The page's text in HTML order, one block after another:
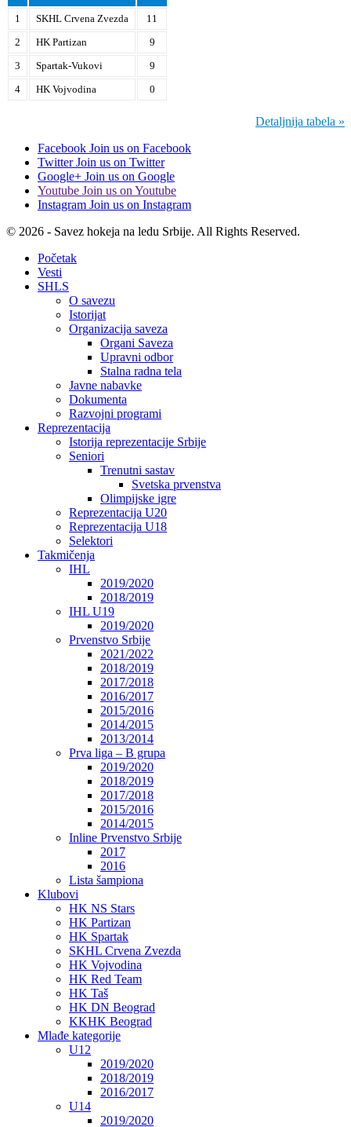
1 SKHL Crvena Zvezda
11
2
HK Partizan
9
3
Spartak-Vukovi
9
4
HK Vojvodina 0
Detaljnija tabela »
Facebook Join us on Facebook
Twitter Join us on Twitter
Google+ Join us on Google
Youtube Join us on Youtube
Instagram Join us on Instagram
© 2026 - Savez hokeja na ledu Srbije. All Rights Reserved.
Početak
Vesti
SHLS
O savezu
Istorijat
Organizacija saveza
Organi Saveza
Upravni odbor
Stalna radna tela
Javne nabavke
Dokumenta
Razvojni programi
Reprezentacija
Istorija reprezentacije Srbije
Seniori
Trenutni sastav
Svetska prvenstva
Olimpijske igre
Reprezentacija U20
Reprezentacija U18
Selektori
Takmičenja
IHL
2019/2020
2018/2019
IHL U19
2019/2020
Prvenstvo Srbije
2021/2022
2018/2019
2017/2018
2016/2017
2015/2016
2014/2015
2013/2014
Prva liga – B grupa
2019/2020
2018/2019
2017/2018
2015/2016
2014/2015
Inline Prvenstvo Srbije
2017
2016
Lista šampiona
Klubovi
HK NS Stars
HK Partizan
HK Spartak
SKHL Crvena Zvezda
HK Vojvodina
HK Red Team
HK Taš
HK DN Beograd
KKHK Beograd
Mlađe kategorije
U12
2019/2020
2018/2019
2016/2017
U14
2019/2020